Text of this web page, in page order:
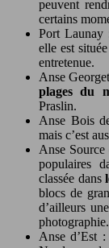
peuvent
certains
Port Launay
elle est
entretenue.
Anse
plages du
Praslin.
Anse Bois
mais c’est
Anse Source
populaires
classée dans
blocs de
d’ailleurs
photographie.
Anse d’Est